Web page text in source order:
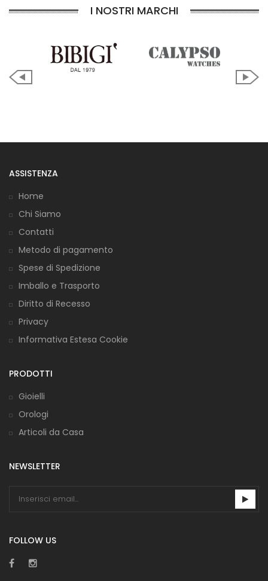
I NOSTRI MARCHI
ASSISTENZA
Home
Chi Siamo
Contatti
Metodo di pagamento
Spese di Spedizione
Imballo e Trasporto
Diritto di Recesso
Privacy
Informativa Estesa Cookie
PRODOTTI
Gioielli
Orologi
Articoli da Casa
NEWSLETTER
FOLLOW US